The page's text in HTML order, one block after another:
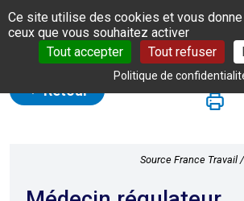
Panneau de gestion des cookies
Ce site utilise des cookies et vous
ceux que vous souhaitez activer
Tout accepter
Tout refuser
Politique de
Retour
Source France Travail